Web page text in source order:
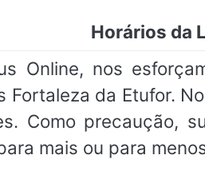
Horários da
Online, nos
Fortaleza da Etufor.
Como precaução,
mais ou para